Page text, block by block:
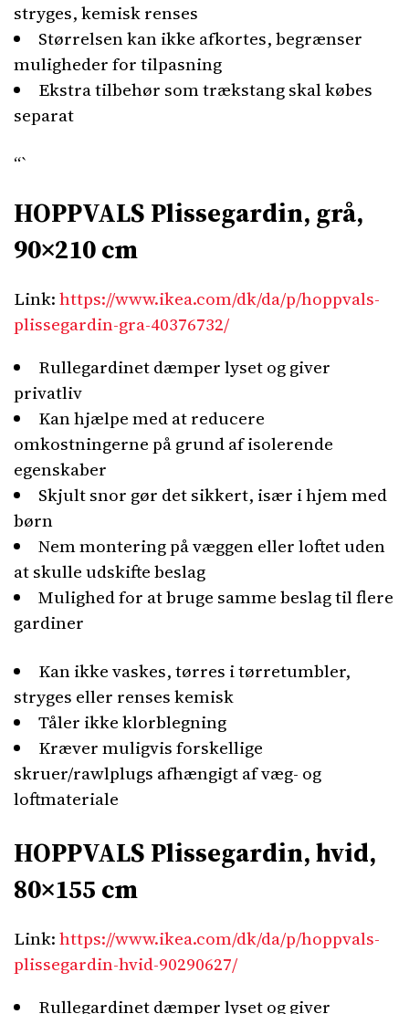
stryges, kemisk renses
Størrelsen kan ikke afkortes, begrænser
muligheder for tilpasning
Ekstra tilbehør som trækstang skal købes
separat
“`
HOPPVALS Plissegardin, grå,
90×210 cm
Link:https://www.ikea.com/dk/da/p/hoppvals-
plissegardin-gra-40376732/
Rullegardinet dæmper lyset og giver
privatliv
Kan hjælpe med at reducere
omkostningerne på grund af isolerende
egenskaber
Skjult snor gør det sikkert, især i hjem med
børn
Nem montering på væggen eller loftet uden
at skulle udskifte beslag
Mulighed for at bruge samme beslag til flere
gardiner
Kan ikke vaskes, tørres i tørretumbler,
stryges eller renses kemisk
Tåler ikke klorblegning
Kræver muligvis forskellige
skruer/rawlplugs afhængigt af væg- og
loftmateriale
HOPPVALS Plissegardin, hvid,
80×155 cm
Link:https://www.ikea.com/dk/da/p/hoppvals-
plissegardin-hvid-90290627/
Rullegardinet dæmper lyset og giver